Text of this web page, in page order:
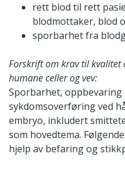
rett blod til rett
blodmottaker, blod
sporbarhet fra
Forskrift om krav til kvalitet
humane celler og vev:
Sporbarhet,
sykdomsoverføring ved
embryo, inkludert
som hovedtema.
hjelp av befaring og